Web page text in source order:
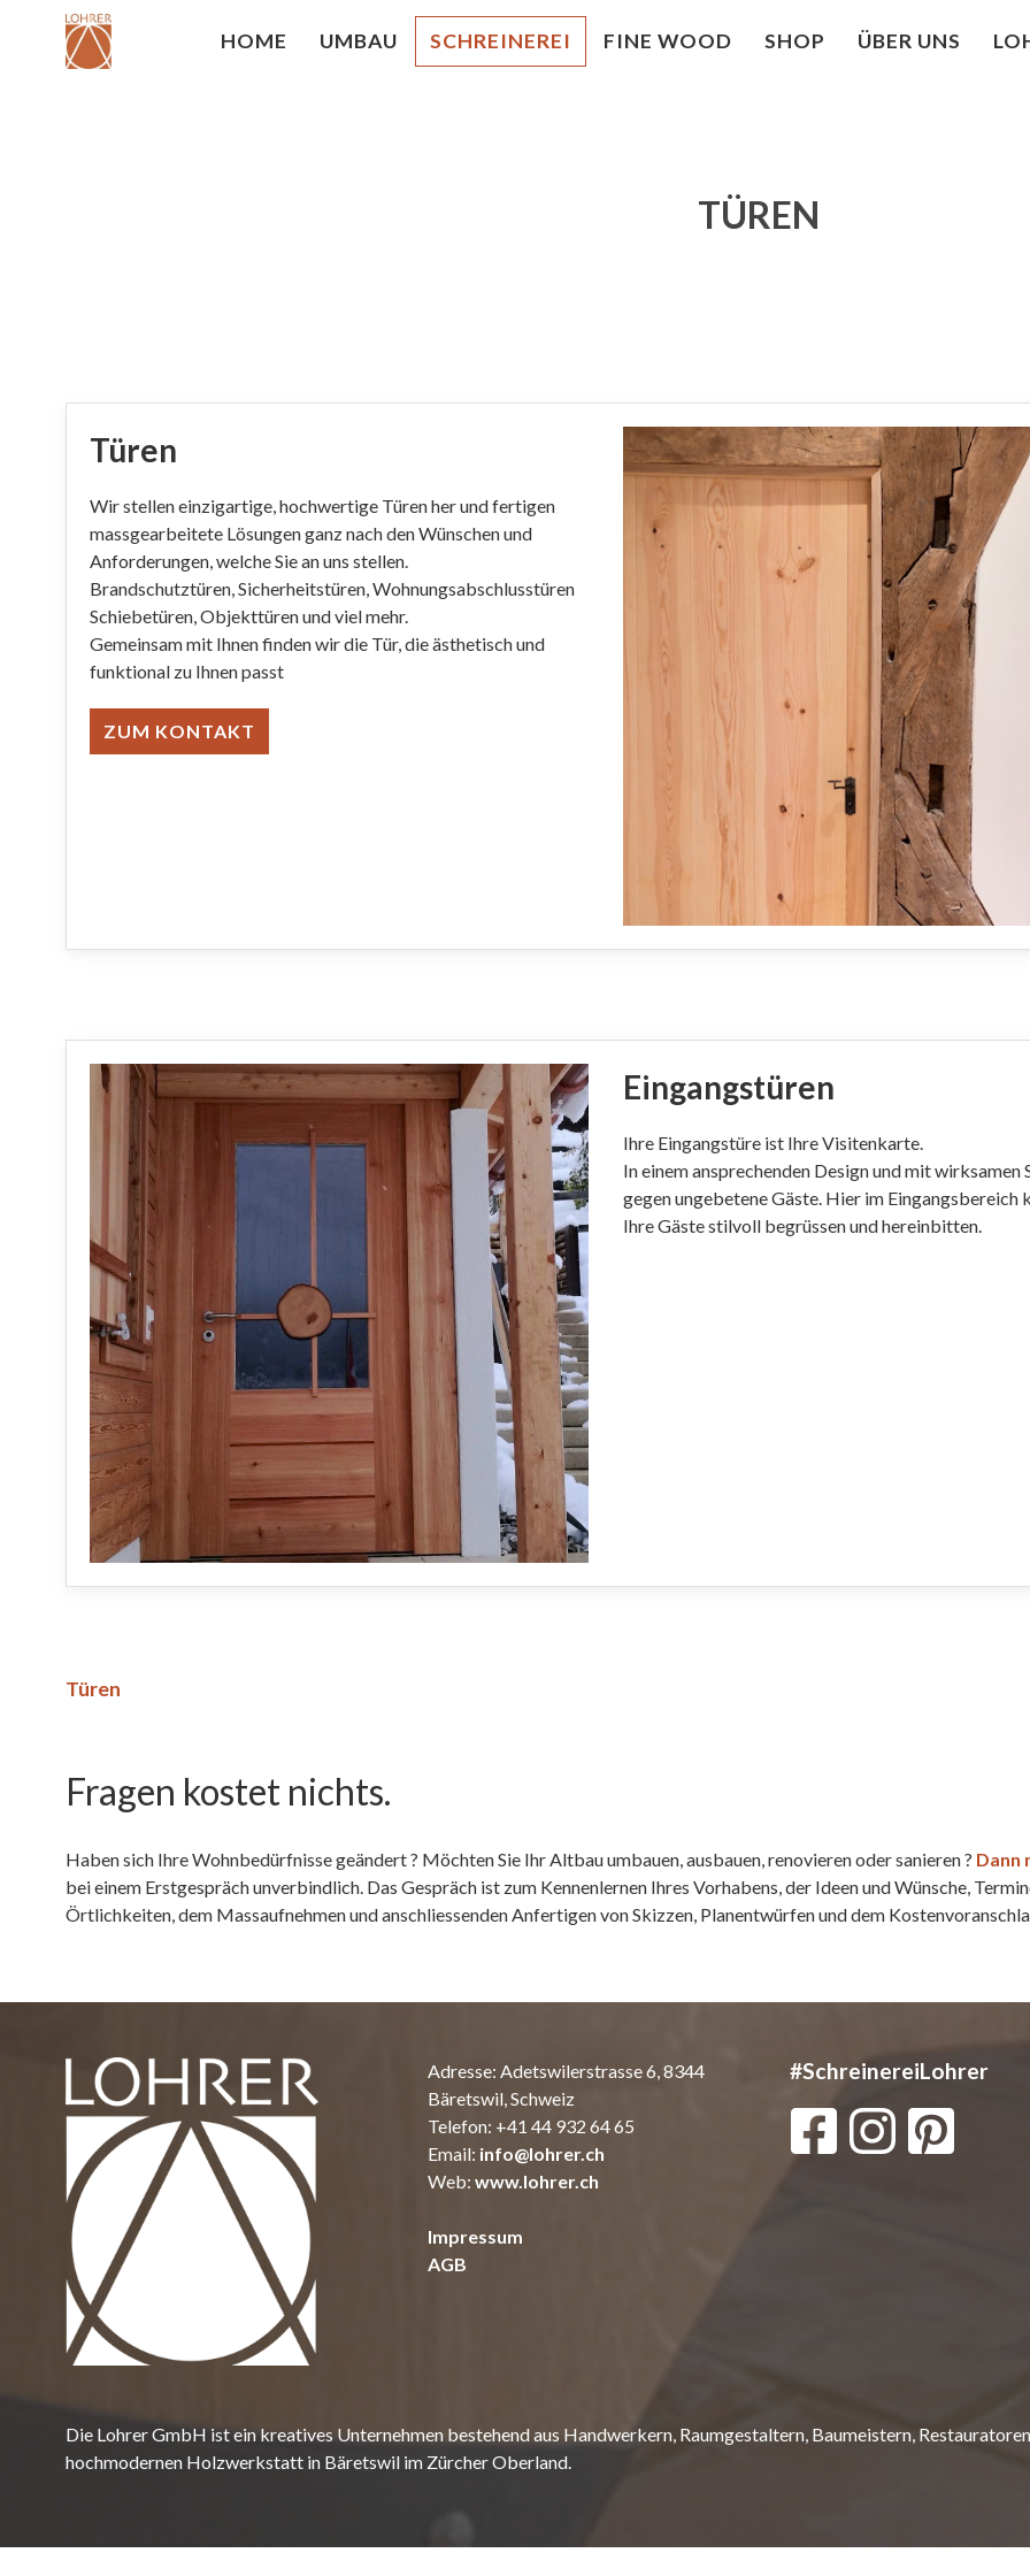
HOME UMBAU SCHREINEREI FINE WOOD SHOP ÜBER UNS
TÜREN
Türen
Wir stellen einzigartige, hochwertige Türen her und fertigen
massgearbeitete Lösungen ganz nach den Wünschen und
Anforderungen, welche Sie an uns stellen.
Brandschutztüren, Sicherheitstüren, Wohnungsabschlusstüren
Schiebetüren, Objekttüren und viel mehr.
Gemeinsam mit Ihnen finden wir die Tür, die ästhetisch und
funktional zu Ihnen passt
ZUM KONTAKT
Eingangstüren
Ihre Eingangstüre ist Ihre Visitenkarte.
In einem ansprechenden Design und mit wirksamen
gegen ungebetene Gäste. Hier im Eingangsbereich
Ihre Gäste stilvoll begrüssen und hereinbitten.
Türen
Fragen kostet nichts.
Haben sich Ihre Wohnbedürfnisse geändert ? Möchten Sie Ihr Altbau umbauen, ausbauen, renovieren oder sanieren ? Dann
bei einem Erstgespräch unverbindlich. Das Gespräch ist zum Kennenlernen Ihres Vorhabens, der Ideen und Wünsche,
Örtlichkeiten, dem Massaufnehmen und anschliessenden Anfertigen von Skizzen, Planentwürfen und dem
Adresse: Adetswilerstrasse 6, 8344
Bäretswil, Schweiz
Telefon: +41 44 932 64 65
Email: info@lohrer.ch
Web: www.lohrer.ch
Impressum
AGB
#SchreinereiLohrer
Die Lohrer GmbH ist ein kreatives Unternehmen bestehend aus Handwerkern, Raumgestaltern, Baumeistern,
hochmodernen Holzwerkstatt in Bäretswil im Zürcher Oberland.